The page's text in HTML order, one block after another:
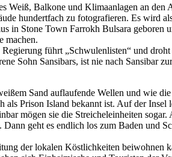
Weiß, Balkone und Klimaanlagen an
hundertfach zu fotografieren. Es wird
in Stone Town Farrokh Bulsara geboren
machen.
führt „Schwulenlisten“ und
Sohn Sansibars, ist nie nach Sansibar
Sand auflaufende Wellen und wie
Prison Island bekannt ist. Auf der
mögen sie die Streicheleinheiten
geht es endlich los zum Baden und
der lokalen Köstlichkeiten beiwohnen